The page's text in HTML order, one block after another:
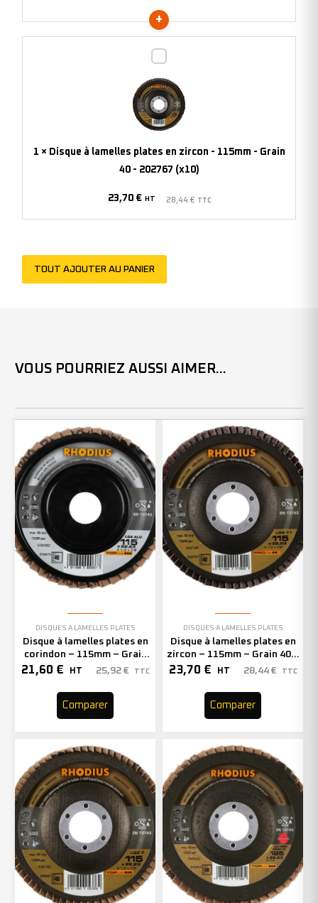
lamelles
plates
en
-
202767
1 × Disque à lamelles plates en zircon - 115mm - Grain
40 - 202767 (x10)
23,70 € HT 28,44 € TTC
TOUT AJOUTER AU PANIER
VOUS POURRIEZ AUSSI AIMER...
DISQUES À LAMELLES PLATES
Disque à lamelles plates en
corindon – 115mm – Grain
40 – 210473 (x10)
21,60 € HT 25,92 € TTC
Comparer
DISQUES À LAMELLES PLATES
Disque à lamelles plates en
zircon – 115mm – Grain 40 –
202767 (x10)
23,70 € HT 28,44 € TTC
Comparer